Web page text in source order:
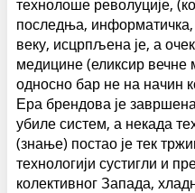
технолоше револуције,
последња,
веку, исцрпљена је, а
медицине (еликсир вечне
односно бар не на начин
Ера брендова је
убиле систем, а некада
(знање) постао је тек
технологији сустигли и
колективног Запада,